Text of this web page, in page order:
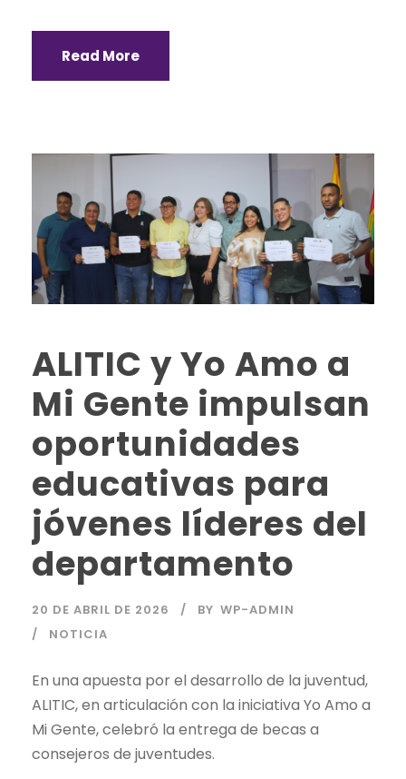
Read More
ALITIC y Yo Amo a
Mi Gente impulsan
oportunidades
educativas para
jóvenes líderes del
departamento
20 DE ABRIL DE 2026 BY WP-ADMIN
NOTICIA
En una apuesta por el desarrollo de la juventud,
ALITIC, en articulación con la iniciativa Yo Amo a
Mi Gente, celebró la entrega de becas a
consejeros de juventudes.